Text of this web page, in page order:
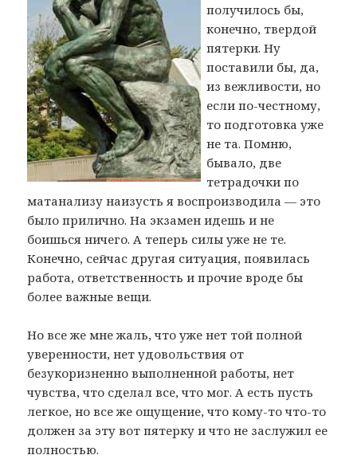
получилось бы,
конечно, твердой
пятерки. Ну
поставили бы, да,
из вежливости, но
если по-честному,
то подготовка уже
не та. Помню,
бывало, две
тетрадочки по
матанализу наизусть я воспроизводила — это
было прилично. На экзамен идешь и не
боишься ничего. А теперь силы уже не те.
Конечно, сейчас другая ситуация, появилась
работа, ответственность и прочие вроде бы
более важные вещи.
Но все же мне жаль, что уже нет той полной
уверенности, нет удовольствия от
безукоризненно выполненной работы, нет
чувства, что сделал все, что мог. А есть пусть
легкое, но все же ощущение, что кому-то что-то
должен за эту вот пятерку и что не заслужил ее
полностью.